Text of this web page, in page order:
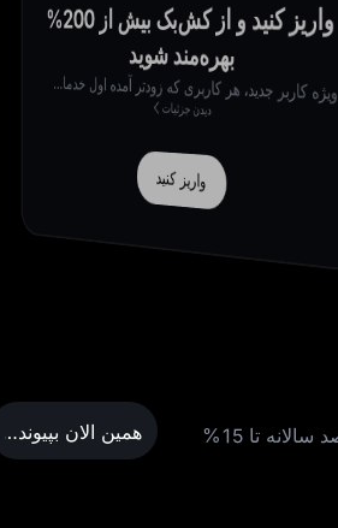
واریز کنید و از کش‌بک بیش از 200%
بهره‌مند شوید
و
یژه کاربر جدید، هر کاربری که زودتر آمده اول خدمات دریافت می‌کند
دیدن جزئیات
واریز کنید
استیک سهام توکنیزه‌شده CRCLON، MSTRON، TSLAON و NVDAON را انجام دهید تا USDC را با نرخ درصد سالانه تا 15%
همین الان بپیوندید